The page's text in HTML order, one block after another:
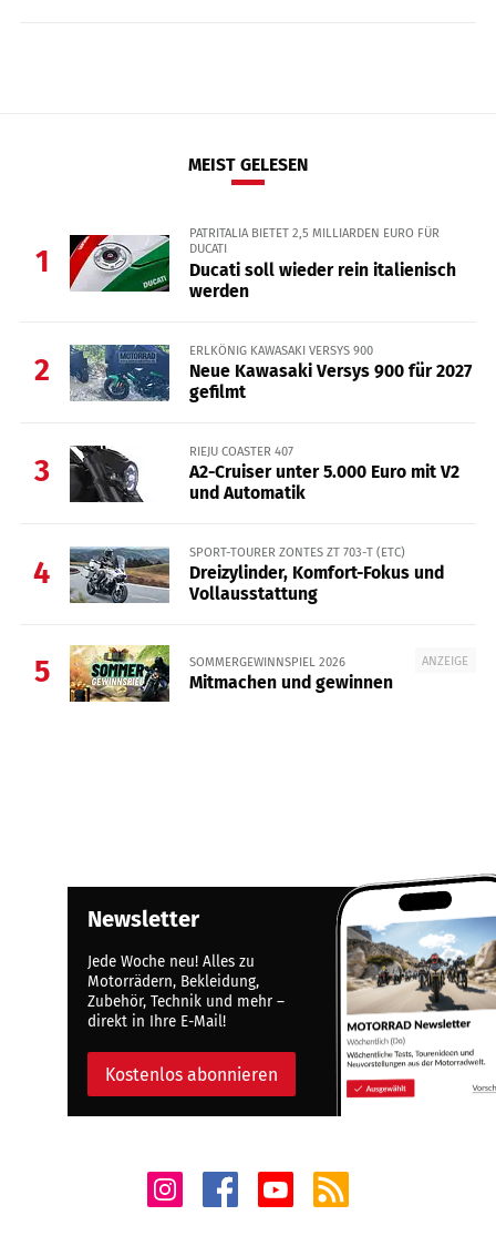
MEIST GELESEN
1
PATRITALIA BIETET 2,5 MILLIARDEN EURO FÜR
DUCATI
Ducati soll wieder rein italienisch
werden
2
ERLKÖNIG KAWASAKI VERSYS 900
Neue Kawasaki Versys 900 für 2027
gefilmt
3
RIEJU COASTER 407
A2-Cruiser unter 5.000 Euro mit V2
und Automatik
4
SPORT-TOURER ZONTES ZT 703-T (ETC)
Dreizylinder, Komfort-Fokus und
Vollausstattung
5 ANZEIGE
SOMMERGEWINNSPIEL 2026
Mitmachen und gewinnen
Newsletter
Jede Woche neu! Alles zu
Motorrädern, Bekleidung,
Zubehör, Technik und mehr –
direkt in Ihre E-Mail!
Kostenlos abonnieren